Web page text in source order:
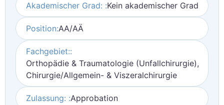
Akademischer Grad: :Kein akademischer Grad
Position:AA/AÄ
Fachgebiet::
Orthopädie & Traumatologie (Unfallchirurgie),
Chirurgie/Allgemein- & Viszeralchirurgie
Zulassung: :Approbation